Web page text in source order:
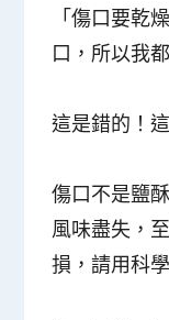
「傷口要乾
口，所以我
這是錯的！
傷口不是鹽
風味盡失，
損，請用科